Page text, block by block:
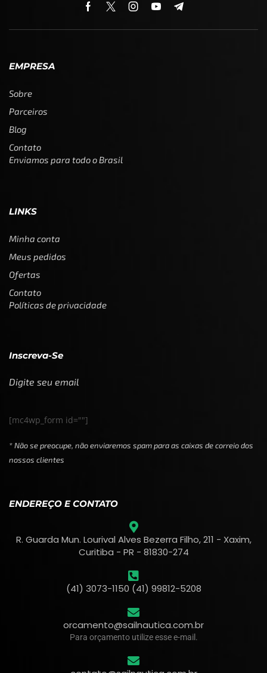
EMPRESA
Sobre
Parceiros
Blog
Contato
Enviamos para todo o Brasil
LINKS
Minha conta
Meus pedidos
Ofertas
Contato
Políticas de privacidade
Inscreva-Se
Digite seu email
[mc4wp_form id=""]
* Não se preocupe, não enviaremos spam para as caixas de correio dos
nossos clientes
ENDEREÇO E CONTATO
R. Guarda Mun. Lourival Alves Bezerra Filho, 211 - Xaxim,
Curitiba - PR - 81830-274
(41) 3073-1150 (41) 99812-5208
orcamento@sailnautica.com.br
Para orçamento utilize esse e-mail.